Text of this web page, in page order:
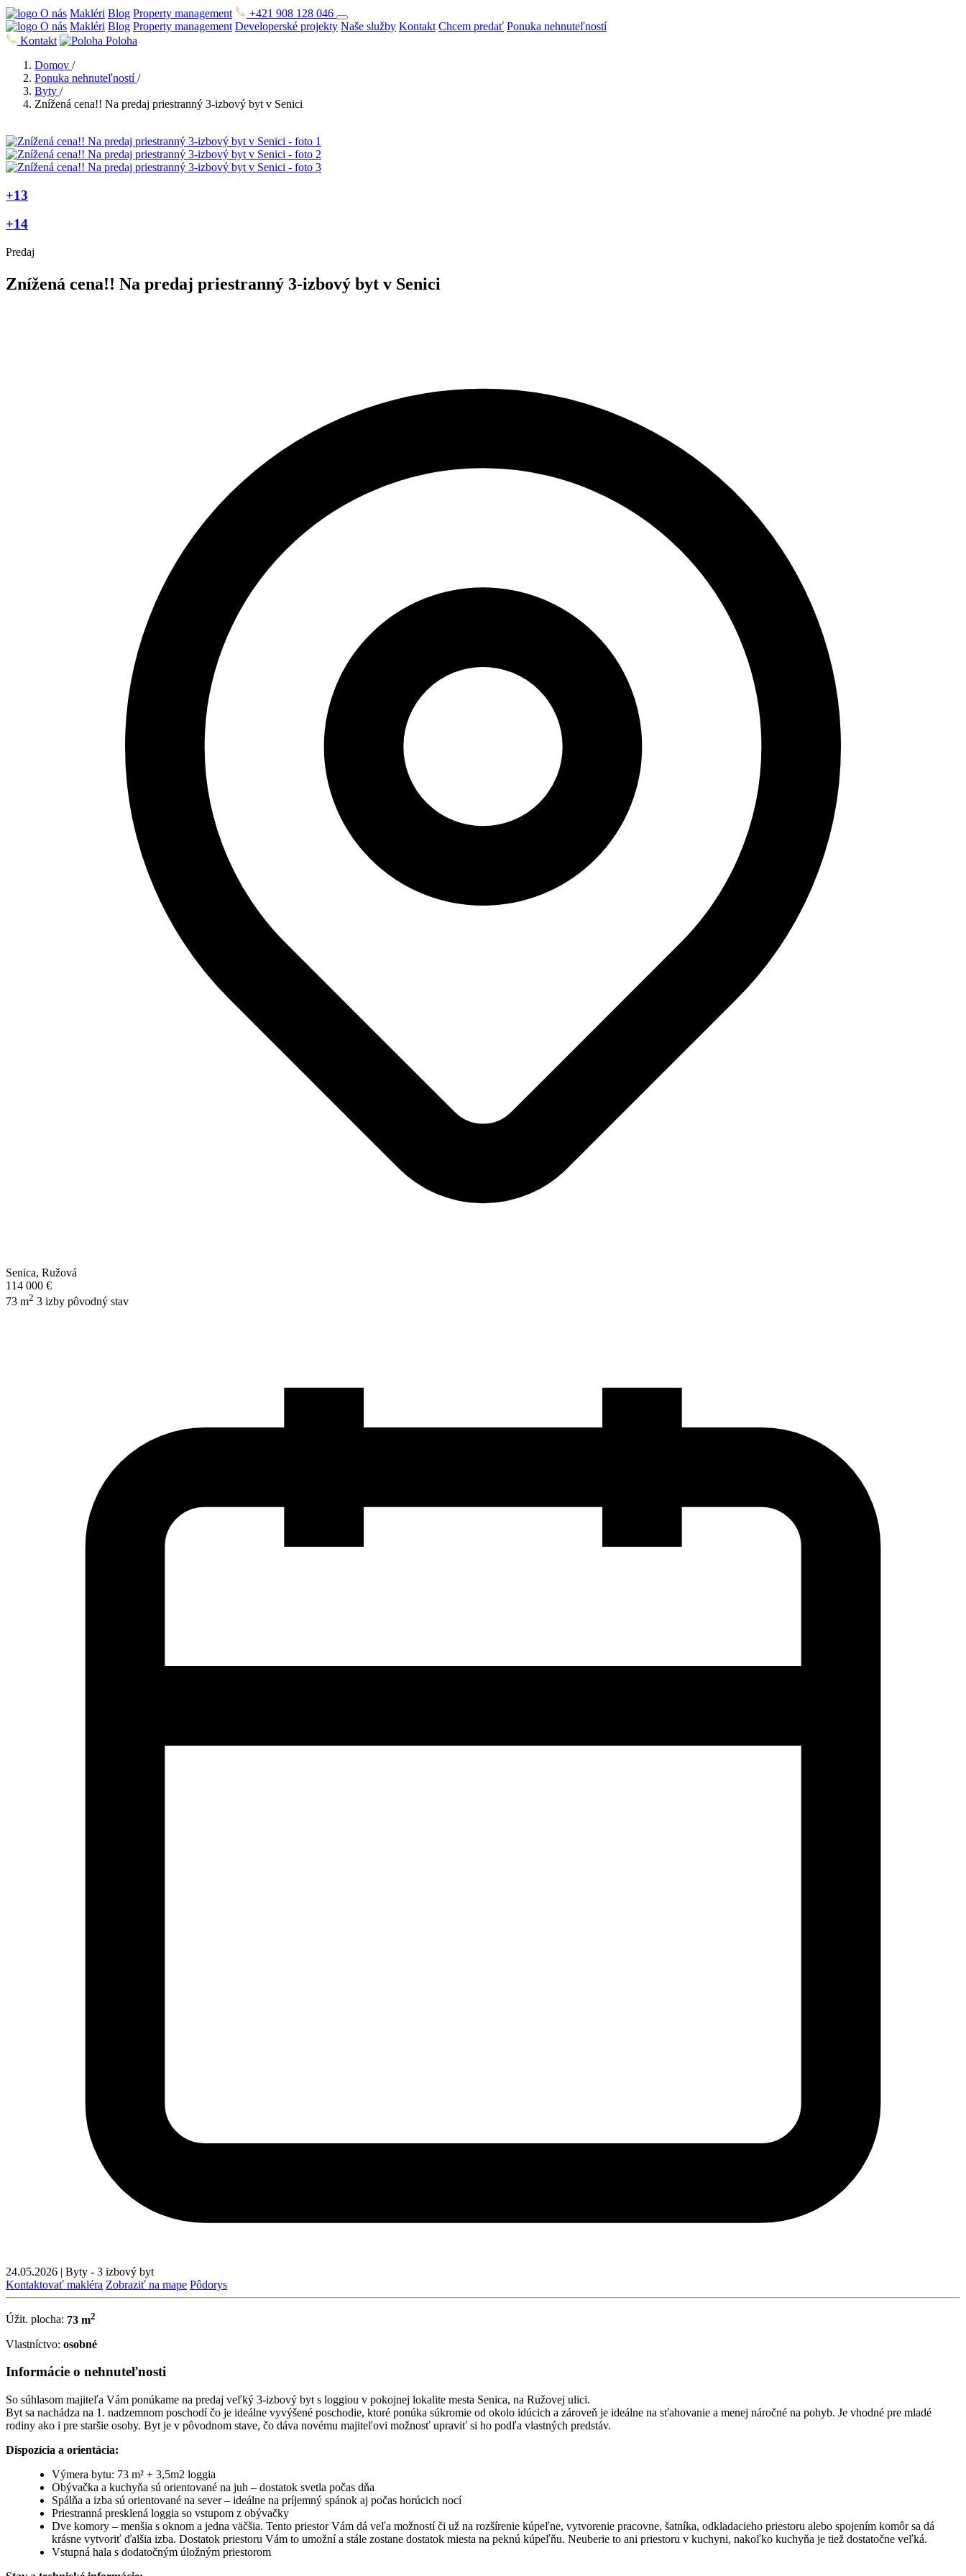
O nás Makléri Blog Property management
+421 908 128 046
O nás Makléri Blog Property management Developerské projekty Naše služby Kontakt Chcem predať Ponuka nehnuteľností
Kontakt
Poloha
Domov /
Ponuka nehnuteľností /
Byty /
Znížená cena!! Na predaj priestranný 3-izbový byt v Senici
+13
+14
Predaj
Znížená cena!! Na predaj priestranný 3-izbový byt v Senici
Senica, Ružová
114 000 €
73 m2 3 izby pôvodný stav
24.05.2026 | Byty - 3 izbový byt
Kontaktovať makléra Zobraziť na mape Pôdorys
Úžit. plocha: 73 m2
Vlastníctvo: osobné
Informácie o nehnuteľnosti
So súhlasom majiteľa Vám ponúkame na predaj veľký 3-izbový byt s loggiou v pokojnej lokalite mesta Senica, na Ružovej ulici.
Byt sa nachádza na 1. nadzemnom poschodí čo je ideálne vyvýšené poschodie, ktoré ponúka súkromie od okolo idúcich a zároveň je ideálne na sťahovanie a menej náročné na pohyb. Je vhodné pre mladé
rodiny ako i pre staršie osoby. Byt je v pôvodnom stave, čo dáva novému majiteľovi možnosť upraviť si ho podľa vlastných predstáv.
Dispozícia a orientácia:
Výmera bytu: 73 m² + 3,5m2 loggia
Obývačka a kuchyňa sú orientované na juh – dostatok svetla počas dňa
Spálňa a izba sú orientované na sever – ideálne na príjemný spánok aj počas horúcich nocí
Priestranná presklená loggia so vstupom z obývačky
Dve komory – menšia s oknom a jedna väčšia. Tento priestor Vám dá veľa možností či už na rozšírenie kúpeľne, vytvorenie pracovne, šatníka, odkladacieho priestoru alebo spojením komôr sa dá
krásne vytvoriť ďalšia izba. Dostatok priestoru Vám to umožní a stále zostane dostatok miesta na peknú kúpeľňu. Neuberie to ani priestoru v kuchyni, nakoľko kuchyňa je tiež dostatočne veľká.
Vstupná hala s dodatočným úložným priestorom